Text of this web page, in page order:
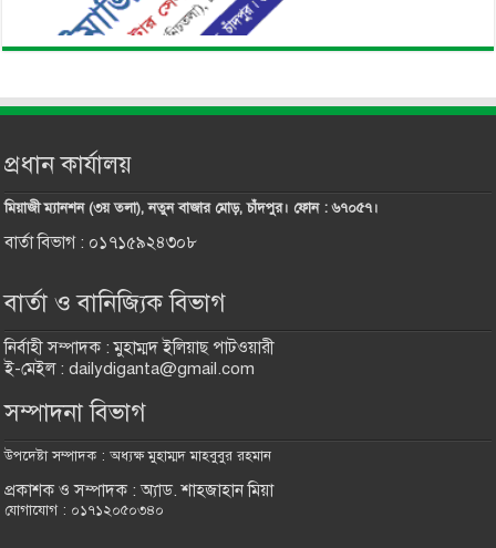
প্রধান কার্যালয়
মিয়াজী ম্যানশন (৩য় তলা), নতুন বাজার মোড়, চাঁদপুর। ফোন : ৬৭০৫৭।
বার্তা বিভাগ : ০১৭১৫৯২৪৩০৮
বার্তা ও বানিজ্যিক বিভাগ
নির্বাহী সম্পাদক : মুহাম্মদ ইলিয়াছ পাটওয়ারী
ই-মেইল : dailydiganta@gmail.com
সম্পাদনা বিভাগ
উপদেষ্টা সম্পাদক : অধ্যক্ষ মুহাম্মদ মাহবুবুর রহমান
প্রকাশক ও সম্পাদক : অ্যাড. শাহজাহান মিয়া
যোগাযোগ : ০১৭১২০৫০৩৪০